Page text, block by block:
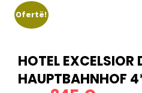
Ofertë!
HOTEL EXCELSIOR
HAUPTBAHNHOF